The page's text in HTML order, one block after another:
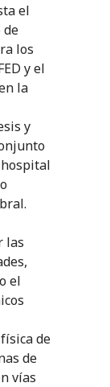
el
de
los
y el
la
y
las
el
de
de
vías